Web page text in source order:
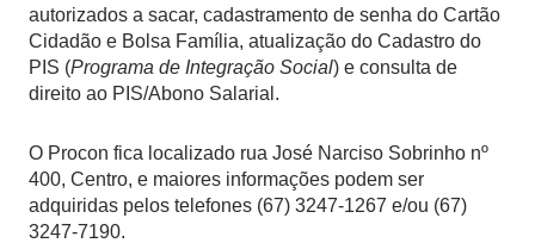
autorizados a sacar, cadastramento de senha do Cartão
Cidadão e Bolsa Família, atualização do Cadastro do
PIS (Programa de Integração Social) e consulta de
direito ao PIS/Abono Salarial.
O Procon fica localizado rua José Narciso Sobrinho nº
400, Centro, e maiores informações podem ser
adquiridas pelos telefones (67) 3247-1267 e/ou (67)
3247-7190.